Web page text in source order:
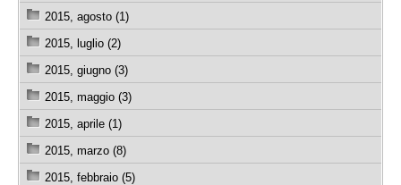
2015, agosto (1)
2015, luglio (2)
2015, giugno (3)
2015, maggio (3)
2015, aprile (1)
2015, marzo (8)
2015, febbraio (5)